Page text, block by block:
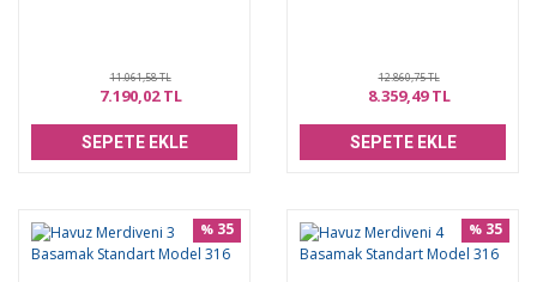
11.061,58 TL
7.190,02 TL
SEPETE EKLE
12.860,75 TL
8.359,49 TL
SEPETE EKLE
% 35 % 35